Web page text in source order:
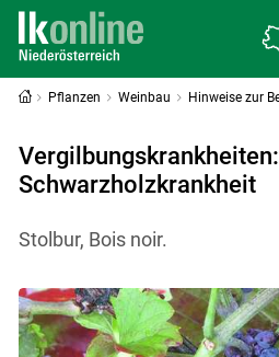
Pflanzen Weinbau Hinweise zur
Vergilbungskrankheiten:
Schwarzholzkrankheit
Stolbur, Bois noir.